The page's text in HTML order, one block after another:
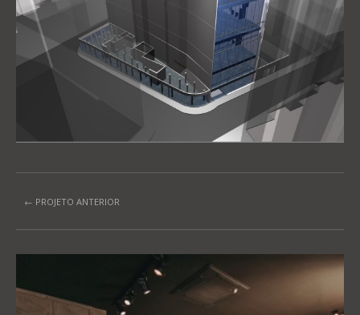
← PROJETO ANTERIOR